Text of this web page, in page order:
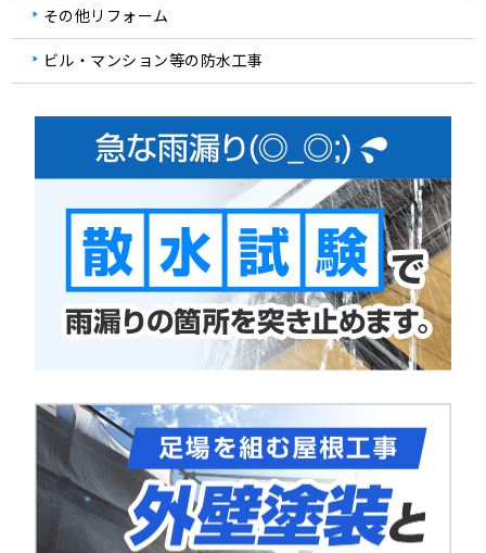
その他リフォーム
ビル・マンション等の防水工事